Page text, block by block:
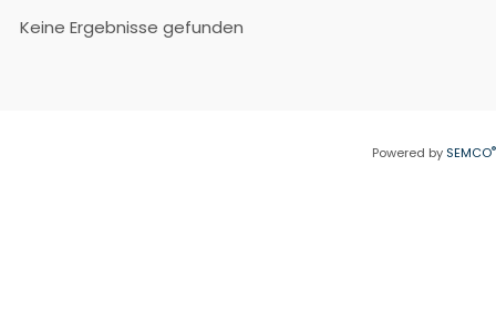
Keine Ergebnisse gefunden
Powered by SEMCO®